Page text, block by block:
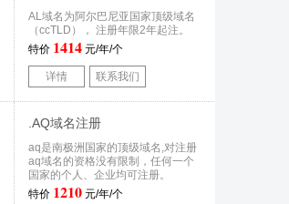
AL域名为阿尔巴尼亚国家顶级域名
（ccTLD）， 注册年限2年起注。
特价 1414 元/年/个
详情 联系我们
.AQ域名注册
aq是南极洲国家的顶级域名,对注册
aq域名的资格没有限制，任何一个
国家的个人、企业均可注册。
特价 1210 元/年/个